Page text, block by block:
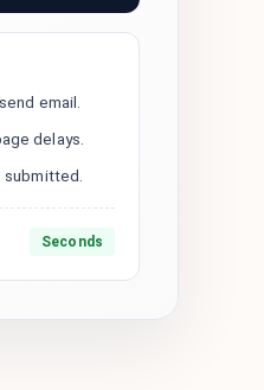
email.
delays.
Seconds